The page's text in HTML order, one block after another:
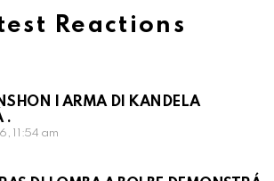
Reactions
I ARMA DI KANDELA
.
11:54 am